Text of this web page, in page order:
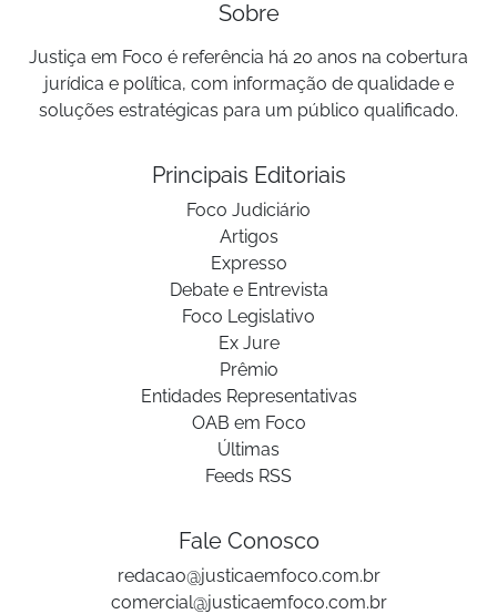
Sobre
Justiça em Foco é referência há 20 anos na cobertura
jurídica e política, com informação de qualidade e
soluções estratégicas para um público qualificado.
Principais Editoriais
Foco Judiciário
Artigos
Expresso
Debate e Entrevista
Foco Legislativo
Ex Jure
Prêmio
Entidades Representativas
OAB em Foco
Últimas
Feeds RSS
Fale Conosco
redacao@justicaemfoco.com.br
comercial@justicaemfoco.com.br